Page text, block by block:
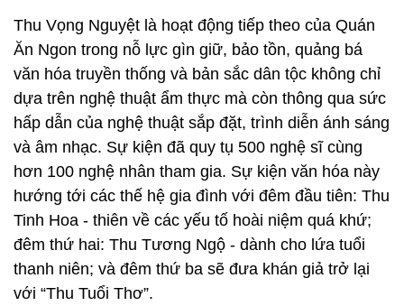
Thu Vọng Nguyệt là hoạt động tiếp theo của Quán
Ăn Ngon trong nỗ lực gìn giữ, bảo tồn, quảng bá
văn hóa truyền thống và bản sắc dân tộc không chỉ
dựa trên nghệ thuật ẩm thực mà còn thông qua sức
hấp dẫn của nghệ thuật sắp đặt, trình diễn ánh sáng
và âm nhạc. Sự kiện đã quy tụ 500 nghệ sĩ cùng
hơn 100 nghệ nhân tham gia. Sự kiện văn hóa này
hướng tới các thế hệ gia đình với đêm đầu tiên: Thu
Tinh Hoa - thiên về các yếu tố hoài niệm quá khứ;
đêm thứ hai: Thu Tương Ngộ - dành cho lứa tuổi
thanh niên; và đêm thứ ba sẽ đưa khán giả trở lại
với “Thu Tuổi Thơ”.